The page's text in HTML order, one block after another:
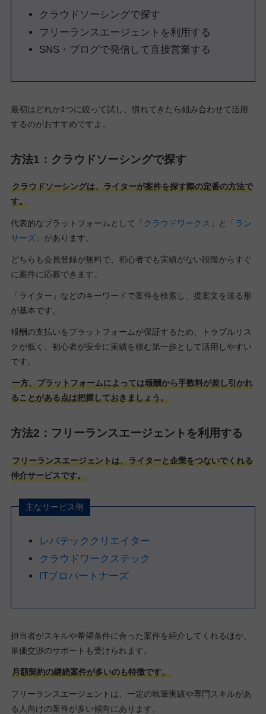
クラウドソーシングで探す
フリーランスエージェントを利用する
SNS・ブログで発信して直接営業する
最初はどれか1つに絞って試し、慣れてきたら組み合わせて活用
するのがおすすめですよ。
方法1：クラウドソーシングで探す
クラウドソーシングは、ライターが案件を探す際の定番の方法で
す。
代表的なプラットフォームとして「 クラウドワークス 」と「 ラン
サーズ」があります。
どちらも会員登録が無料で、初心者でも実績がない段階からすぐ
に案件に応募できます。
「ライター」などのキーワードで案件を検索し、提案文を送る形
が基本です。
報酬の支払いをプラットフォームが保証するため、トラブルリス
クが低く、初心者が安全に実績を積む第一歩として活用しやすい
です。
一方、プラットフォームによっては報酬から手数料が差し引かれ
ることがある点は把握しておきましょう。
方法2：フリーランスエージェントを利用する
フリーランスエージェントは、ライターと企業をつないでくれる
仲介サービスです。
主なサービス例
レバテッククリエイター
クラウドワークステック
ITプロパートナーズ
担当者がスキルや希望条件に合った案件を紹介してくれるほか、
単価交渉のサポートも受けられます。
月額契約の継続案件が多いのも特徴です。
フリーランスエージェントは、一定の執筆実績や専門スキルがあ
る人向けの案件が多い傾向にあります。